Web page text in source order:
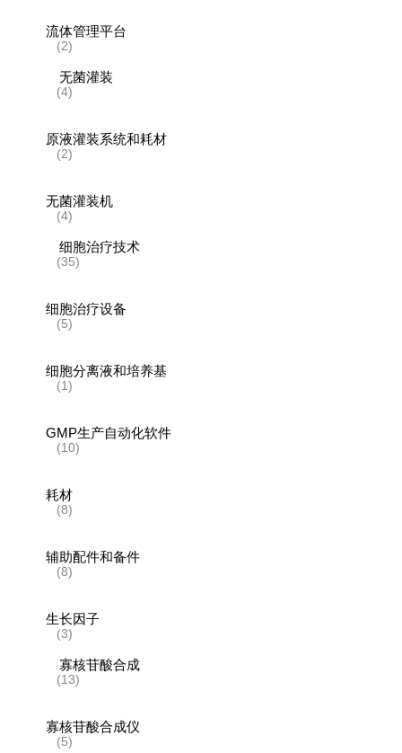
流体管理平台
(2)
无菌灌装
(4)
原液灌装系统和耗材
(2)
无菌灌装机
(4)
细胞治疗技术
(35)
细胞治疗设备
(5)
细胞分离液和培养基
(1)
GMP生产自动化软件
(10)
耗材
(8)
辅助配件和备件
(8)
生长因子
(3)
寡核苷酸合成
(13)
寡核苷酸合成仪
(5)